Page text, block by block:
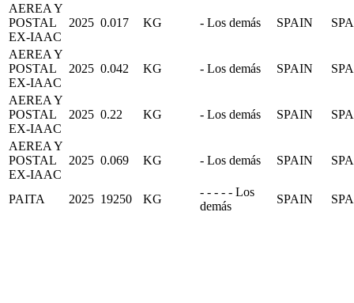
AEREA Y
POSTAL
EX-IAAC
2025 0.017 KG - Los demás SPAIN
AEREA Y
POSTAL
EX-IAAC
2025 0.042 KG - Los demás SPAIN
AEREA Y
POSTAL
EX-IAAC
2025 0.22 KG - Los demás SPAIN
AEREA Y
POSTAL
EX-IAAC
2025 0.069 KG - Los demás SPAIN
PAITA 2025 19250 KG
- - - - - Los
demás
SPAIN